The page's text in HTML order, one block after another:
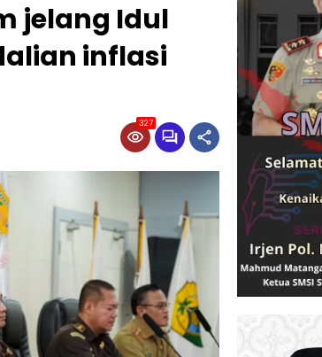
jelang Idul
inflasi
327